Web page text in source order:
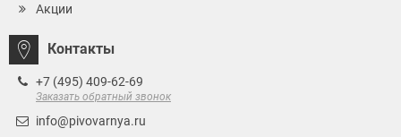
Акции
Контакты
+7 (495) 409-62-69
Заказать обратный звонок
info@pivovarnya.ru